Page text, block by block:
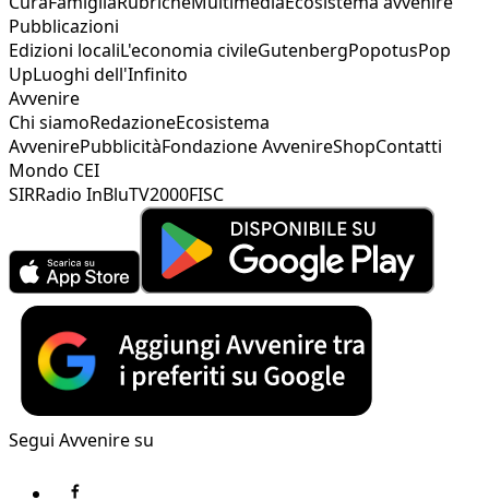
Pubblicazioni
Edizioni localiL'economia civileGutenbergPopotusPop
UpLuoghi dell'Infinito
Avvenire
Chi siamoRedazioneEcosistema
AvvenirePubblicitàFondazione AvvenireShopContatti
Mondo CEI
SIRRadio InBluTV2000FISC
Segui Avvenire su